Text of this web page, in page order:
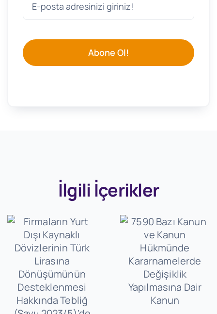
Abone Ol!
İlgili İçerikler